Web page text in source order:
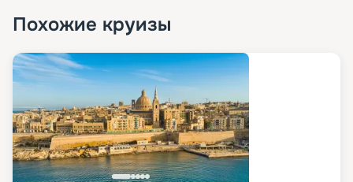
Похожие круизы